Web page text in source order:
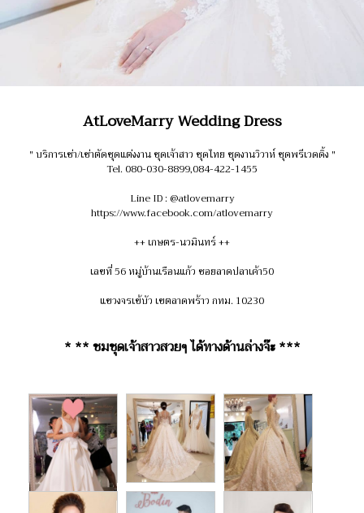
AtLoveMarry Wedding Dress
" บริการเช่า/เช่าตัดชุดแต่งงาน ชุดเจ้าสาว ชุดไทย ชุดงานวิวาห์ ชุดพรีเวดดิ้ง "
Tel. 080-030-8899,084-422-1455
Line ID : @atlovemarry
https://www.facebook.com/atlovemarry
++ เกษตร-นวมินทร์ ++
เลขที่ 56 หมู่บ้านเรือนแก้ว ซอยลาดปลาเค้า50
แขวงจรเข้บัว เขตลาดพร้าว กทม. 10230
* ** ชมชุดเจ้าสาวสวยๆ ได้ทางด้านล่างจ๊ะ ***